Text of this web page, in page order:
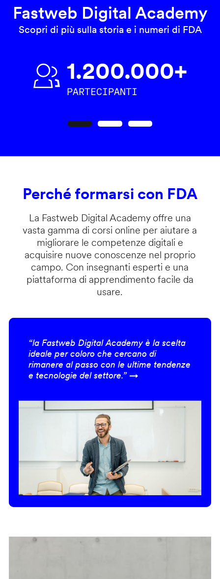
Fastweb Digital Academy
Scopri di più sulla storia e i numeri di FDA
1.200.000+
PARTECIPANTI
Perché formarsi con FDA
La Fastweb Digital Academy offre una
vasta gamma di corsi online per aiutare a
migliorare le competenze digitali e
acquisire nuove conoscenze nel proprio
campo. Con insegnanti esperti e una
piattaforma di apprendimento facile da
usare.
“la Fastweb Digital Academy è la scelta
ideale per coloro che cercano di
rimanere al passo con le ultime tendenze
e tecnologie del settore.” →